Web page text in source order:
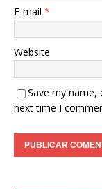
E-mail *
Website
Save my
next time I